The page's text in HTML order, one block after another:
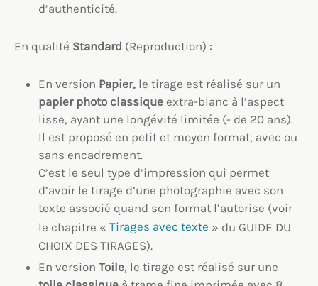
d’authenticité.
En qualité Standard (Reproduction) :
En version Papier, le tirage est réalisé sur un
papier photo classique extra-blanc à l’aspect
lisse, ayant une longévité limitée (- de 20 ans).
Il est proposé en petit et moyen format, avec ou
sans encadrement.
C’est le seul type d’impression qui permet
d’avoir le tirage d’une photographie avec son
texte associé quand son format l’autorise (voir
le chapitre « Tirages avec texte » du GUIDE DU
CHOIX DES TIRAGES).
En version Toile, le tirage est réalisé sur une